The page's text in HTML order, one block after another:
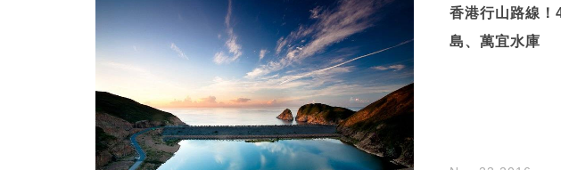
香港行山路線！4條行
島、萬宜水庫